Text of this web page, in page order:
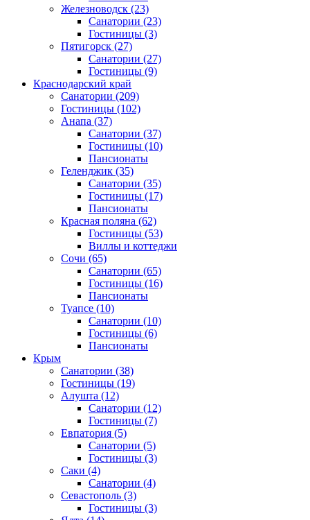
Железноводск (23)
Санатории (23)
Гостиницы (3)
Пятигорск (27)
Санатории (27)
Гостиницы (9)
Краснодарский край
Санатории (209)
Гостиницы (102)
Анапа (37)
Санатории (37)
Гостиницы (10)
Пансионаты
Геленджик (35)
Санатории (35)
Гостиницы (17)
Пансионаты
Красная поляна (62)
Гостиницы (53)
Виллы и коттеджи
Сочи (65)
Санатории (65)
Гостиницы (16)
Пансионаты
Туапсе (10)
Санатории (10)
Гостиницы (6)
Пансионаты
Крым
Санатории (38)
Гостиницы (19)
Алушта (12)
Санатории (12)
Гостиницы (7)
Евпатория (5)
Санатории (5)
Гостиницы (3)
Саки (4)
Санатории (4)
Севастополь (3)
Гостиницы (3)